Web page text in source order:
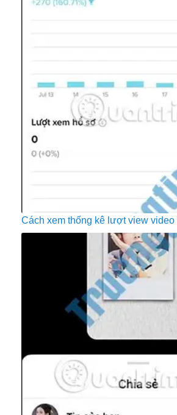
Cách xem thống kê lượt view video